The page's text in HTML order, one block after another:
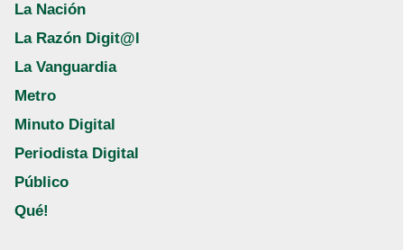
La Nación
La Razón Digit@l
La Vanguardia
Metro
Minuto Digital
Periodista Digital
Público
Qué!